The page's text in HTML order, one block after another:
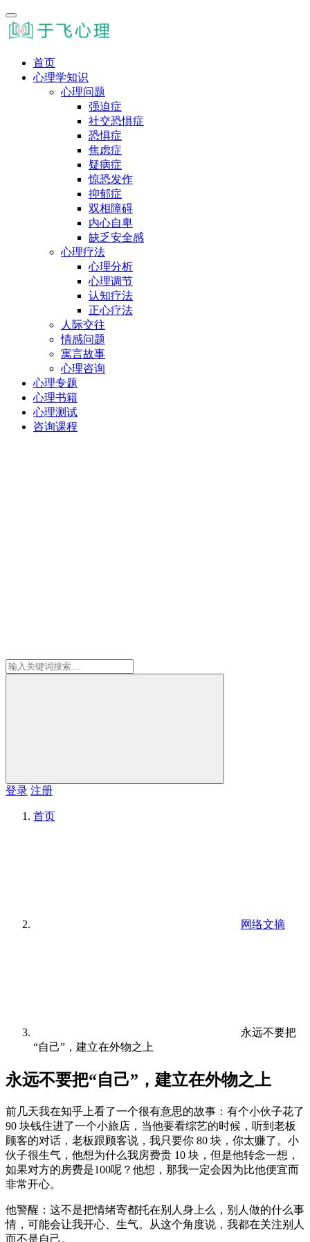
首页
心理学知识
心理问题
强迫症
社交恐惧症
恐惧症
焦虑症
疑病症
惊恐发作
抑郁症
双相障碍
内心自卑
缺乏安全感
心理疗法
心理分析
心理调节
认知疗法
正心疗法
人际交往
情感问题
寓言故事
心理咨询
心理专题
心理书籍
心理测试
咨询课程
登录 注册
首页
网络文摘
永远不要把
“自己”，建立在外物之上
永远不要把“自己”，建立在外物之上
前几天我在知乎上看了一个很有意思的故事：有个小伙子花了
90 块钱住进了一个小旅店，当他要看综艺的时候，听到老板
顾客的对话，老板跟顾客说，我只要你 80 块，你太赚了。小
伙子很生气，他想为什么我房费贵 10 块，但是他转念一想，
如果对方的房费是100呢？他想，那我一定会因为比他便宜而
非常开心。
他警醒：这不是把情绪寄都托在别人身上么，别人做的什么事
情，可能会让我开心、生气。从这个角度说，我都在关注别人
而不是自己。